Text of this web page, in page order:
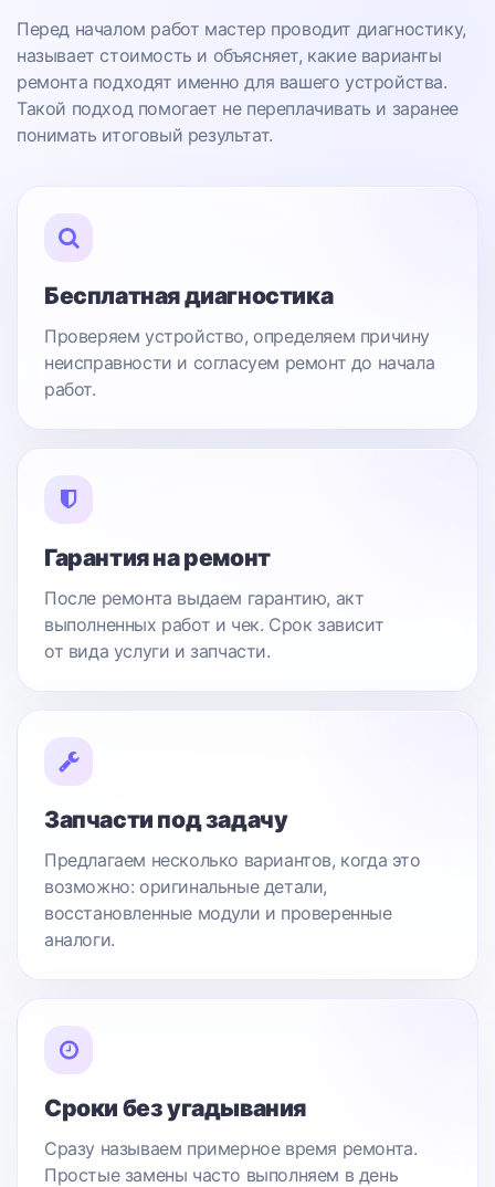
Перед началом работ мастер проводит диагностику,
называет стоимость и объясняет, какие варианты
ремонта подходят именно для вашего устройства.
Такой подход помогает не переплачивать и заранее
понимать итоговый результат.
Бесплатная диагностика
Проверяем устройство, определяем причину
неисправности и согласуем ремонт до начала
работ.
Гарантия на ремонт
После ремонта выдаем гарантию, акт
выполненных работ и чек. Срок зависит
от вида услуги и запчасти.
Запчасти под задачу
Предлагаем несколько вариантов, когда это
возможно: оригинальные детали,
восстановленные модули и проверенные
аналоги.
Сроки без угадывания
Сразу называем примерное время ремонта.
Простые замены часто выполняем в день